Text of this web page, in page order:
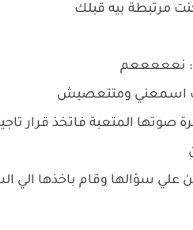
مرتبطة بيه قبلك
نعععععم
اسمعني ومتتعصبش
صوتها المتعبة فاتخذ قرار
علي سؤالها وقام باخذها الي